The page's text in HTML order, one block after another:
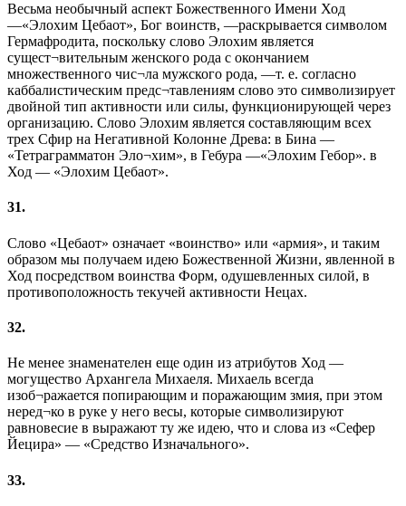
Весьма необычный аспект Божественного Имени Ход
—«Элохим Цебаот», Бог воинств, —раскрывается символом
Гермафродита, поскольку слово Элохим является
сущест¬вительным женского рода с окончанием
множественного чис¬ла мужского рода, —т. е. согласно
каббалистическим предс¬тавлениям слово это символизирует
двойной тип активности или силы, функционирующей через
организацию. Слово Элохим является составляющим всех
трех Сфир на Негативной Колонне Древа: в Бина —
«Тетраграмматон Эло¬хим», в Гебура —«Элохим Гебор». в
Ход — «Элохим Цебаот».
31.
Слово «Цебаот» означает «воинство» или «армия», и таким
образом мы получаем идею Божественной Жизни, явленной в
Ход посредством воинства Форм, одушевленных силой, в
противоположность текучей активности Нецах.
32.
Не менее знаменателен еще один из атрибутов Ход —
могущество Архангела Михаеля. Михаель всегда
изоб¬ражается попирающим и поражающим змия, при этом
неред¬ко в руке у него весы, которые символизируют
равновесие в выражают ту же идею, что и слова из «Сефер
Йецира» — «Средство Изначального».
33.